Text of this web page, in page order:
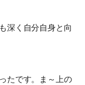
深く自分自身と向
たです。ま～上の